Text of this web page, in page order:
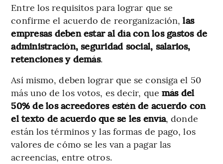
Entre los requisitos para lograr que se
confirme el acuerdo de reorganización,las
empresas deben estar al día con los gastos de
administración, seguridad social, salarios,
retenciones y demás.
Así mismo, deben lograr que se consiga el 50
más uno de los votos, es decir, que más del
50% de los acreedores estén de acuerdo con
el texto de acuerdo que se les envía, donde
están los términos y las formas de pago, los
valores de cómo se les van a pagar las
acreencias, entre otros.